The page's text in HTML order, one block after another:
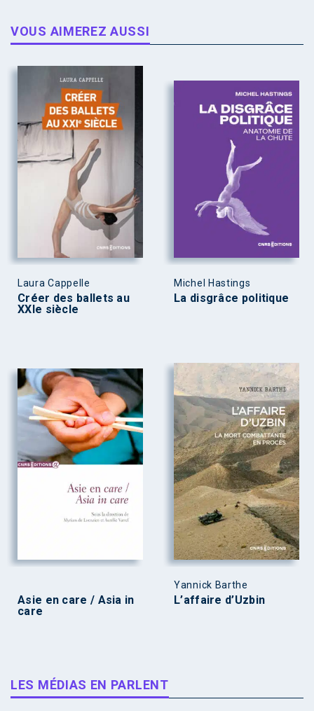
VOUS AIMEREZ AUSSI
Laura Cappelle
Créer des ballets au
XXIe siècle
Michel Hastings
La disgrâce politique
Asie en care / Asia in
care
Yannick Barthe
L’affaire d’Uzbin
LES MÉDIAS EN PARLENT